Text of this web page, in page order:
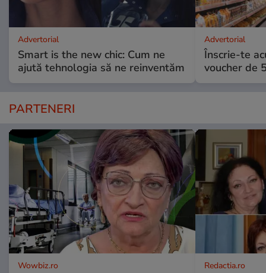
Advertorial
Smart is the new chic: Cum ne
ajută tehnologia să ne reinventăm
Advertorial
Înscrie-te
voucher de
PARTENERI
Wowbiz.ro Redactia.ro